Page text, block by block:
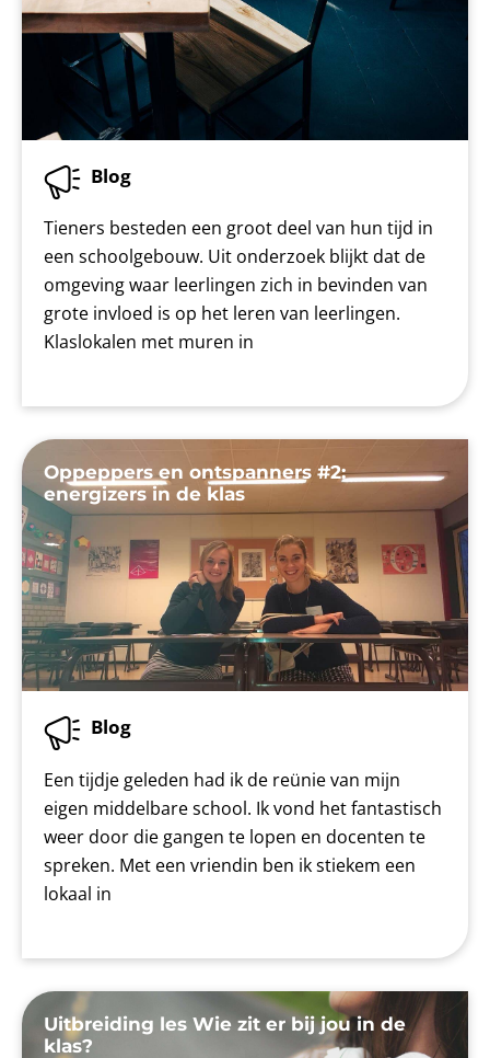
Blog
Tieners besteden een groot deel van hun tijd in
een schoolgebouw. Uit onderzoek blijkt dat de
omgeving waar leerlingen zich in bevinden van
grote invloed is op het leren van leerlingen.
Klaslokalen met muren in
Oppeppers en ontspanners #2:
energizers in de klas
Blog
Een tijdje geleden had ik de reünie van mijn
eigen middelbare school. Ik vond het fantastisch
weer door die gangen te lopen en docenten te
spreken. Met een vriendin ben ik stiekem een
lokaal in
Uitbreiding les Wie zit er bij jou in de
klas?